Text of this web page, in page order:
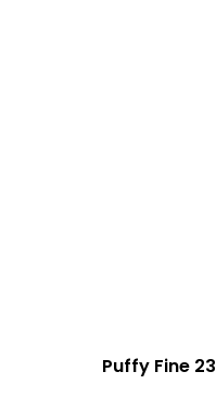
Puffy Fine